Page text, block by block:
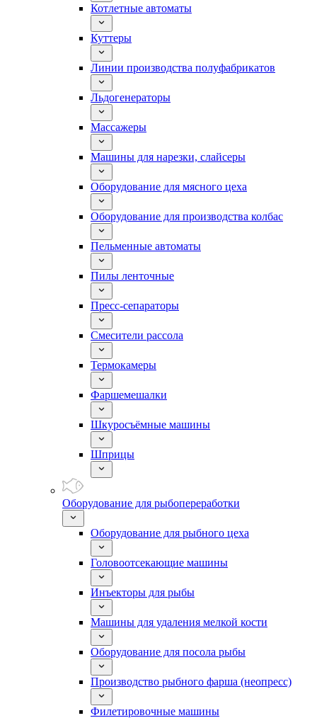
Котлетные автоматы
Куттеры
Линии производства полуфабрикатов
Льдогенераторы
Массажеры
Машины для нарезки, слайсеры
Оборудование для мясного цеха
Оборудование для производства колбас
Пельменные автоматы
Пилы ленточные
Пресс-сепараторы
Смесители рассола
Термокамеры
Фаршемешалки
Шкуросъёмные машины
Шприцы
Оборудование для рыбопереработки
Оборудование для рыбного цеха
Головоотсекающие машины
Инъекторы для рыбы
Машины для удаления мелкой кости
Оборудование для посола рыбы
Производство рыбного фарша (неопресс)
Филетировочные машины